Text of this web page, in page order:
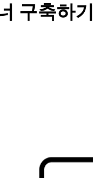
구축하기